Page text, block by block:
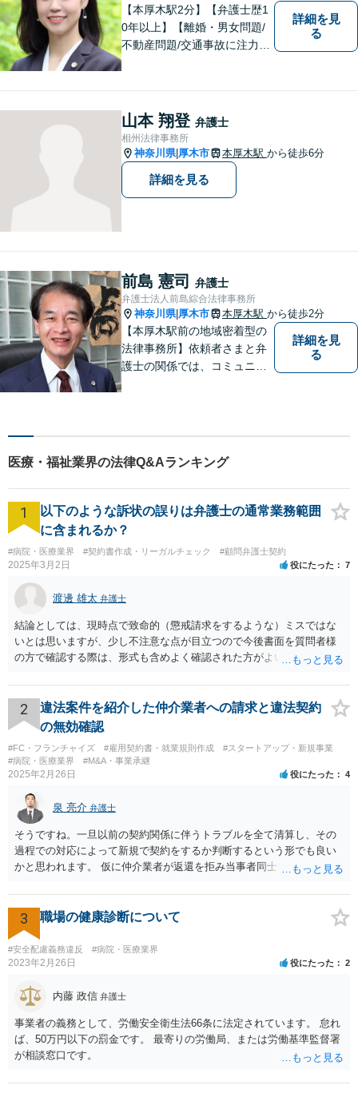
【本厚木駅2分】【弁護士歴1
0年以上】【離婚・男女問題/
不動産問題/交通事故に注力】
う、全力でサポートします。
詳細を見
る
山本 翔登 弁護士
相州法律事務所
神奈川県| 厚木市 本厚木駅 から徒歩6分
詳細を見る
前島 憲司 弁護士
弁護士法人前島綜合法律事務所
神奈川県| 厚木市 本厚木駅 から徒歩2分
【本厚木駅前の地域密着型の
法律事務所】依頼者さまと弁
護士の関係では、コミュニケ
B面談可】【本厚木駅1分】
詳細を見
る
医療・福祉業界の法律Q&Aランキング
1
以下のような訴状の誤りは弁護士の通常業務範囲
に含まれるか？
#病院・医療業界 #契約書作成・リーガルチェック #顧問弁護士契約
2025年3月2日 役にたった 7
渡邊 雄太 弁護士
結論としては、現時点で致命的（懲戒請求をするような）ミスではな
いとは思いますが、少し不注意な点が目立つので今後書面を質問者様
の方で確認する際は、形式も含めよく確認された方がよいと思われま
正 →のぞましくはないですが、時たまあるものと存じます。 通常は、
弁護士が起案 Ⅰ依頼者に内容の確認 Ⅱ弁護士が誤字脱字等を確認 Ⅲ
念のため事務員が確認 Ⅳ提出 の流れになりますので、どこかの段階で
気が付くことが多いです。仮処分等緊急性が高い案件では提出時に裁
判所窓口で修正して受理してもらうということはありますので、その
場合は責められない部分もあるかと思います。 ②証拠である薬品名を
うね。よくわからないならば弁護士としては依頼者にこちらの薬品で
よいですかと聞くべきではあると思います。他のミスに比してこれは
内容に関するミスなので、今後はよく確認いただいた方がよいと思い
ます。 ③証拠のナンバーが入らないまま甲号証のハンコが押されたま
まになっている →形式ミスですね。不注意ですが、訴訟の勝敗に直結
ショットの証拠が縦長や横長に印刷され、文字が間延びしている(読め
ないことはない) →こちらも③と同様であると思います。 以上のとお
り、①～④も訴訟の勝敗に直結するものではないと思われますので、
致命的なミスではないと思います。 もっとも、形式面も仕事の完成物
として当然確認すべきでありますので、今後は気を付けるように弁護
2
違法案件を紹介した仲介業者への請求と違法契約
の無効確認
#FC・フランチャイズ #雇用契約書・就業規則作成
#スタートアップ・新規事業
#病院・医療業界
#M&A・事業承継
2025年2月26日 役にたった 4
泉 亮介 弁護士
そうですね。一旦以前の契約関係に伴うトラブルを全て清算し、その
過程での対応によって新規で契約をするか判断するという形でも良い
かと思われます。 仮に仲介業者が返還を拒み当事者同士での解決が困
3 職場の健康診断について
#安全配慮義務違反 #病院・医療業界
2023年2月26日 役にたった 2
内藤 政信 弁護士
事業者の義務として、労働安全衛生法66条に法定されています。 怠れ
ば、50万円以下の罰金です。 最寄りの労働局、または労働基準監督署
が相談窓口です。